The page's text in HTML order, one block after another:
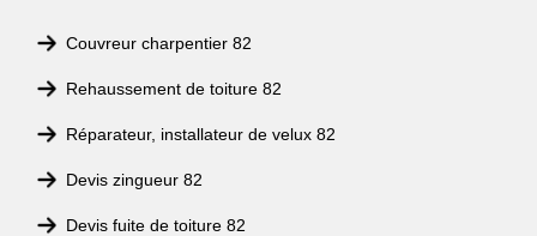
Couvreur charpentier 82
Rehaussement de toiture 82
Réparateur, installateur de velux 82
Devis zingueur 82
Devis fuite de toiture 82